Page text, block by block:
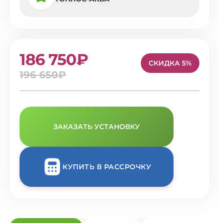
186 750₽
196 650₽
СКИДКА 5%
ЗАКАЗАТЬ УСТАНОВКУ
КУПИТЬ В РАССРОЧКУ